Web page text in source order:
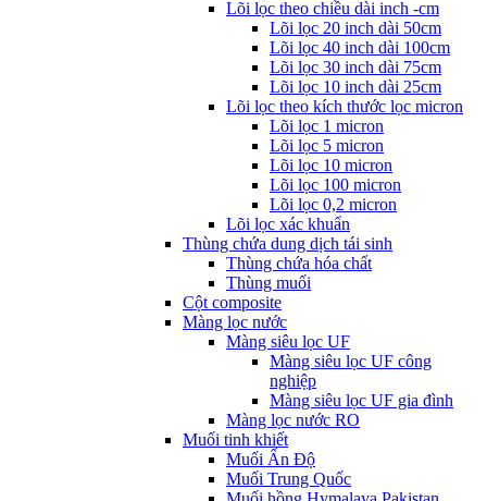
Lõi lọc theo chiều dài inch -cm
Lõi lọc 20 inch dài 50cm
Lõi lọc 40 inch dài 100cm
Lõi lọc 30 inch dài 75cm
Lõi lọc 10 inch dài 25cm
Lõi lọc theo kích thước lọc micron
Lõi lọc 1 micron
Lõi lọc 5 micron
Lõi lọc 10 micron
Lõi lọc 100 micron
Lõi lọc 0,2 micron
Lõi lọc xác khuẩn
Thùng chứa dung dịch tái sinh
Thùng chứa hóa chất
Thùng muối
Cột composite
Màng lọc nước
Màng siêu lọc UF
Màng siêu lọc UF công
nghiệp
Màng siêu lọc UF gia đình
Màng lọc nước RO
Muối tinh khiết
Muối Ấn Độ
Muối Trung Quốc